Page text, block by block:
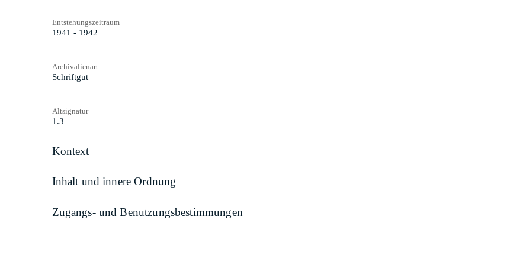
Entstehungszeitraum
1941 - 1942
Archivalienart
Schriftgut
Altsignatur
1.3
Kontext
Inhalt und innere Ordnung
Zugangs- und Benutzungsbestimmungen